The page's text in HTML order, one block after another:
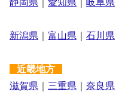
新潟県 富山県 石川県
近畿地方
滋賀県
三重県 奈良県